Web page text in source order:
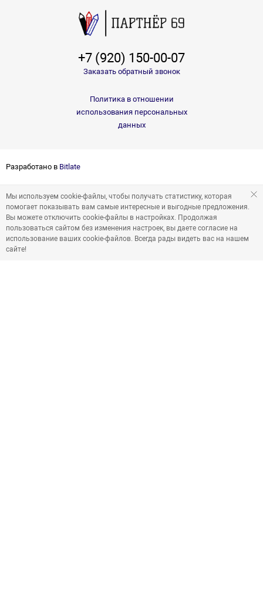
+7 (920) 150-00-07
Заказать обратный звонок
Политика в отношении
использования персональных
данных
Разработано в Bitlate
Мы используем cookie-файлы, чтобы получать статистику, которая
помогает показывать вам самые интересные и выгодные предложения.
Вы можете отключить cookie-файлы в настройках. Продолжая
пользоваться сайтом без изменения настроек, вы даете согласие на
использование ваших cookie-файлов. Всегда рады видеть вас на нашем
сайте!